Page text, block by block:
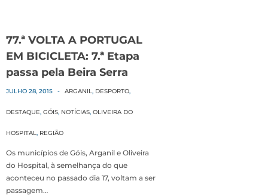
77.ª VOLTA A PORTUGAL
EM BICICLETA: 7.ª Etapa
passa pela Beira Serra
JULHO 28, 2015 - ARGANIL, DESPORTO,
DESTAQUE, GÓIS, NOTÍCIAS, OLIVEIRA DO
HOSPITAL, REGIÃO
Os municípios de Góis, Arganil e Oliveira
do Hospital, à semelhança do que
aconteceu no passado dia 17, voltam a ser
passagem…